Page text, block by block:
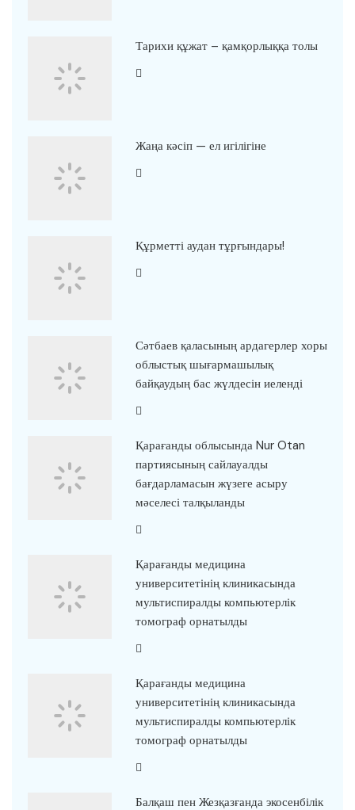
Тарихи құжат – қамқорлыққа толы
Жаңа кәсіп — ел игілігіне
Құрметті аудан тұрғындары!
Сәтбаев қаласының ардагерлер хоры
облыстық шығармашылық
байқаудың бас жүлдесін иеленді
Қарағанды облысында Nur Otan
партиясының сайлауалды
бағдарламасын жүзеге асыру
мәселесі талқыланды
Қарағанды медицина
университетінің клиникасында
мультиспиралды компьютерлік
томограф орнатылды
Қарағанды медицина
университетінің клиникасында
мультиспиралды компьютерлік
томограф орнатылды
Балқаш пен Жезқазғанда экосенбілік